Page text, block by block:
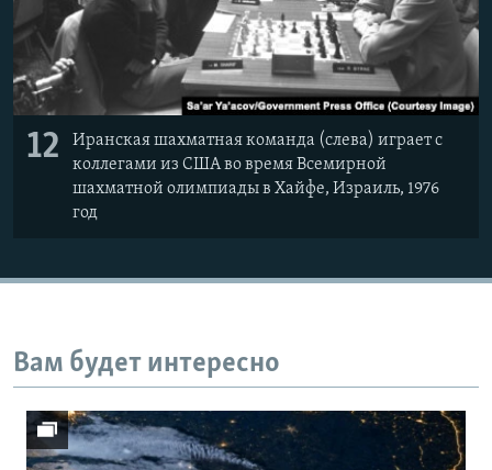
12
Иранская шахматная команда (слева) играет с
коллегами из США во время Всемирной
шахматной олимпиады в Хайфе, Израиль, 1976
год
Вам будет интересно